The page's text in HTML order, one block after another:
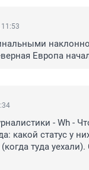
Европа
- Wh -
какой статус у
туда